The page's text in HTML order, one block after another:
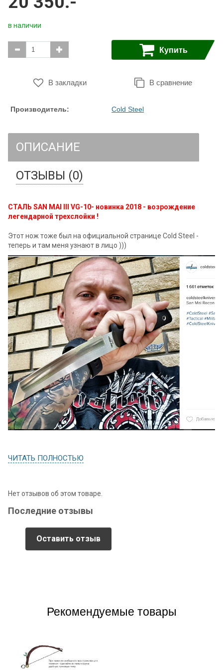
в наличии
Купить
В закладки В сравнение
Производитель: Cold Steel
ОПИСАНИЕ
ОТЗЫВЫ (0)
СТАЛЬ SAN MAI III VG-10- новинка 2018 - возрождение
легендарной трехслойки !
Этот нож тоже был на официальной странице Cold Steel -
теперь и там меня узнают в лицо )))
Recon Tanto SAN MAI III- истинный самурай.
Recon - это внедорожник в мире ножей. Тяжелый, крепкий,
ЧИТАТЬ ПОЛНОСТЬЮ
Нет отзывов об этом товаре.
Последние отзывы
Оставить отзыв
Рекомендуемые товары